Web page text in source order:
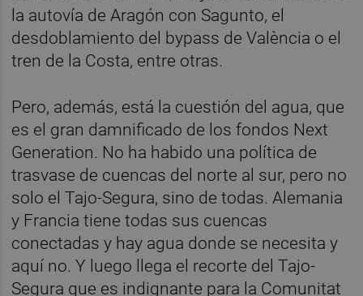
la autovía de Aragón con Sagunto, el
desdoblamiento del bypass de València o el
tren de la Costa, entre otras.
Pero, además, está la cuestión del agua, que
es el gran damnificado de los fondos Next
Generation. No ha habido una política de
trasvase de cuencas del norte al sur, pero no
solo el Tajo-Segura, sino de todas. Alemania
y Francia tiene todas sus cuencas
conectadas y hay agua donde se necesita y
aquí no. Y luego llega el recorte del Tajo-
Segura que es indignante para la Comunitat